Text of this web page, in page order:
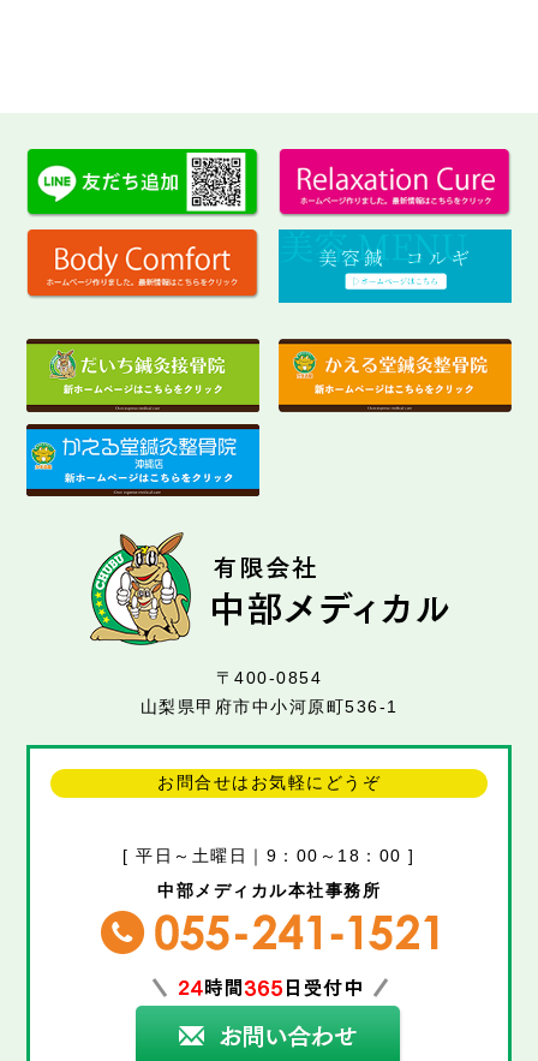
〒400-0854
山梨県甲府市中小河原町536-1
お問合せはお気軽にどうぞ
[ 平日～土曜日｜9：00～18：00 ]
中部メディカル本社事務所